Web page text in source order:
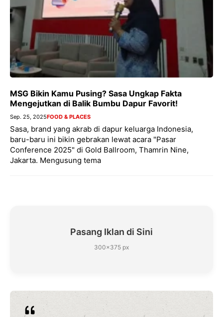
MSG Bikin Kamu Pusing? Sasa Ungkap Fakta
Mengejutkan di Balik Bumbu Dapur Favorit!
Sep. 25, 2025FOOD & PLACES
Sasa, brand yang akrab di dapur keluarga Indonesia,
baru-baru ini bikin gebrakan lewat acara "Pasar
Conference 2025" di Gold Ballroom, Thamrin Nine,
Jakarta. Mengusung tema
Pasang Iklan di Sini
300×375 px